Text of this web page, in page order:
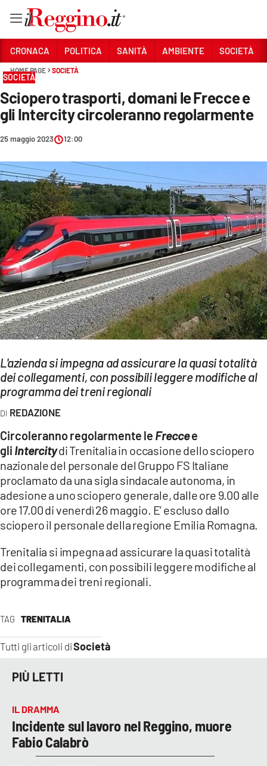
Sezioni
CRONACA
AMBIENTE
SOCIETÀ
CULTURA
ECONOMIA E LAVORO
EVENTI
SPORT
Streaming
LAC TV
LAC NETWORK
LAC ONAIR
LaC
Network
LACPLAY.IT
LACTV.IT
LACONAIR.IT
LACITYMAG.IT
ILREGGINO.IT
CATANZAROCHANNEL.IT
LACAPITALENEWS.IT
ANDROID
CRONACA POLITICA SANITÀ AMBIENTE SOCIETÀ
HOME PAGE SOCIETÀ
SOCIETÀ
Sciopero trasporti, domani le Frecce e
gli Intercity circoleranno regolarmente
25 maggio 2023 12:00
L'azienda si impegna ad assicurare la quasi totalità
dei collegamenti, con possibili leggere modifiche al
programma dei treni regionali
REDAZIONE
TAG TRENITALIA
Tutti gli articoli diSocietà
Circoleranno regolarmente le Freccee
gli Intercitydi Trenitalia in occasione dello sciopero
nazionale del personale del Gruppo FS Italiane
proclamato da una sigla sindacale autonoma, in
adesione a uno sciopero generale, dalle ore 9.00 alle
ore 17.00 di venerdì 26 maggio. E’ escluso dallo
sciopero il personale della regione Emilia Romagna.
Trenitalia si impegna ad assicurare la quasi totalità
dei collegamenti, con possibili leggere modifiche al
programma dei treni regionali.
PIÙ LETTI
IL DRAMMA
Incidente sul lavoro nel Reggino, muore
Fabio Calabrò